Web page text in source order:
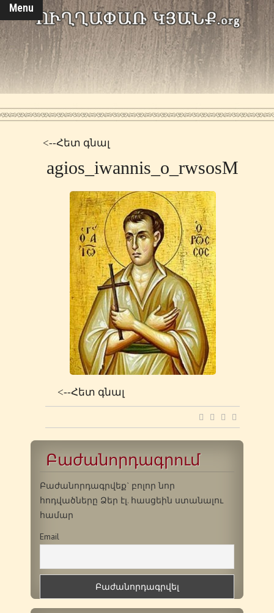
Menu
<--Հետ գնալ
agios_iwannis_o_rwsosM
<--Հետ գնալ
Բաժանորդագրում
Բաժանորդագրվեք` բոլոր նոր
հոդվածները Ձեր էլ. հասցեին ստանալու
համար
Email